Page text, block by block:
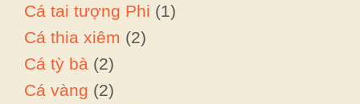
Cá tai tượng Phi (1)
Cá thia xiêm (2)
Cá tỳ bà (2)
Cá vàng (2)